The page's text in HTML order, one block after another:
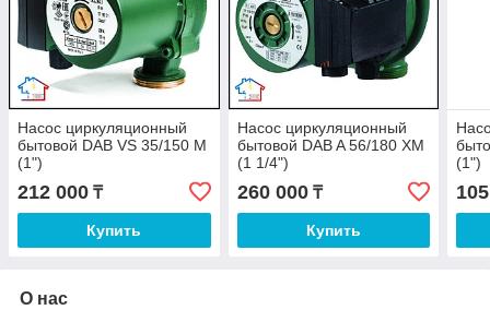
Насос циркуляционный
бытовой DAB VS 35/150 M
(1")
212 000 ₸
Купить
Насос циркуляционный
бытовой DAB A 56/180 XM
(1 1/4")
260 000₸
Купить
(1")
О нас